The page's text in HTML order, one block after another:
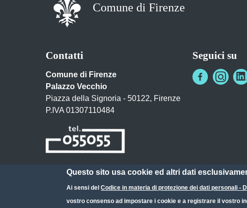
Comune di Firenze
Contatti
Comune di Firenze
Palazzo Vecchio
Piazza della Signoria - 50122, Firenze
P.IVA 01307110484
Posta Elettronica Certificata
Seguici su
Questo sito usa cookie ed altri dati
Ai sensi delCodice in materia di protezione dei dati personali -
vostro consenso ad impostare i cookie e a registrare il vostro